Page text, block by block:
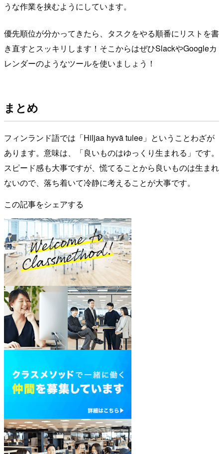
うな作業を挟むようにしています。
優先順位が分かってきたら、タスクをやる順番にリストを書
き直すとスッキリします！そこからはぜひSlackやGoogleカ
レンダーのようなツールを使いましょう！
まとめ
フィンランド語では「Hiljaa hyvä tulee」ということわざが
あります。意味は、「良いものはゆっくり生まれる」です。
スピード感も大事ですが、慌てることから良いものは生まれ
ないので、落ち着いて冷静に考えることが大事です。
この記事をシェアする